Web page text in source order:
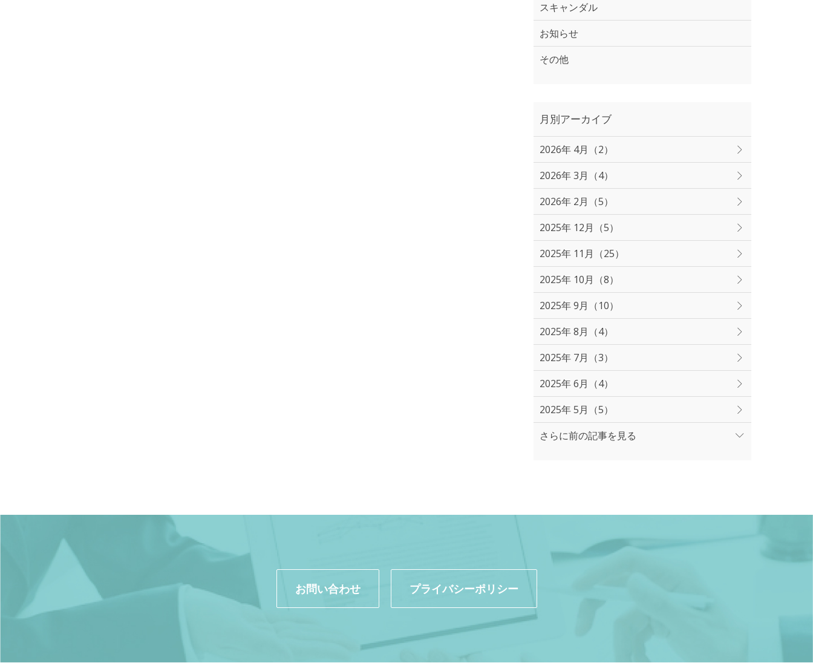
スキャンダル
お知らせ
その他
月別アーカイブ
2026年 4月（2）
2026年 3月（4）
2026年 2月（5）
2025年 12月（5）
2025年 11月（25）
2025年 10月（8）
2025年 9月（10）
2025年 8月（4）
2025年 7月（3）
2025年 6月（4）
2025年 5月（5）
さらに前の記事を見る
お問い合わせ プライバシーポリシー